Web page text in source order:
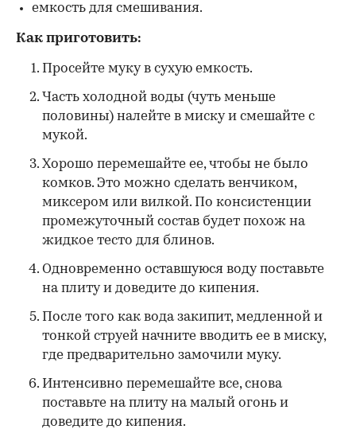
емкость для смешивания.
Как приготовить:
Просейте муку в сухую емкость.
Часть холодной воды (чуть меньше
половины) налейте в миску и смешайте с
мукой.
Хорошо перемешайте ее, чтобы не было
комков. Это можно сделать венчиком,
миксером или вилкой. По консистенции
промежуточный состав будет похож на
жидкое тесто для блинов.
Одновременно оставшуюся воду поставьте
на плиту и доведите до кипения.
После того как вода закипит, медленной и
тонкой струей начните вводить ее в миску,
где предварительно замочили муку.
Интенсивно перемешайте все, снова
поставьте на плиту на малый огонь и
доведите до кипения.